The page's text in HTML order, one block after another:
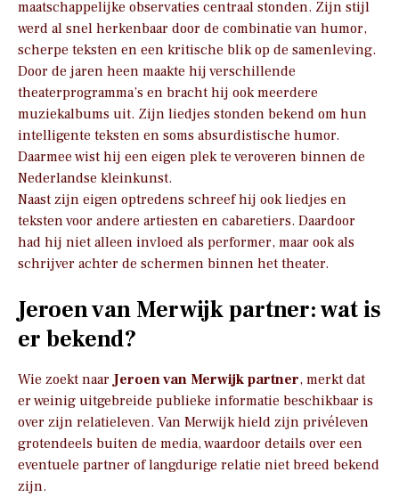
maatschappelijke observaties centraal stonden. Zijn stijl
werd al snel herkenbaar door de combinatie van humor,
scherpe teksten en een kritische blik op de samenleving.
Door de jaren heen maakte hij verschillende
theaterprogramma’s en bracht hij ook meerdere
muziekalbums uit. Zijn liedjes stonden bekend om hun
intelligente teksten en soms absurdistische humor.
Daarmee wist hij een eigen plek te veroveren binnen de
Nederlandse kleinkunst.
Naast zijn eigen optredens schreef hij ook liedjes en
teksten voor andere artiesten en cabaretiers. Daardoor
had hij niet alleen invloed als performer, maar ook als
schrijver achter de schermen binnen het theater.
Jeroen van Merwijk partner: wat is
er bekend?
Wie zoekt naarJeroen van Merwijk partner, merkt dat
er weinig uitgebreide publieke informatie beschikbaar is
over zijn relatieleven. Van Merwijk hield zijn privéleven
grotendeels buiten de media, waardoor details over een
eventuele partner of langdurige relatie niet breed bekend
zijn.